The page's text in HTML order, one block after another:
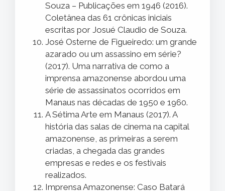
Souza – Publicações em 1946 (2016).
Coletânea das 61 crônicas iniciais
escritas por Josué Claudio de Souza.
José Osterne de Figueiredo: um grande
azarado ou um assassino em série?
(2017). Uma narrativa de como a
imprensa amazonense abordou uma
série de assassinatos ocorridos em
Manaus nas décadas de 1950 e 1960.
A Sétima Arte em Manaus (2017). A
história das salas de cinema na capital
amazonense, as primeiras a serem
criadas, a chegada das grandes
empresas e redes e os festivais
realizados.
Imprensa Amazonense: Caso Batará